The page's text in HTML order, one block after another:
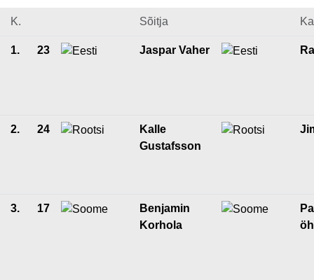
K. Sõitja
1. 23 Jaspar Vaher
2. 24
Kalle
Gustafsson
3. 17
Benjamin
Korhola